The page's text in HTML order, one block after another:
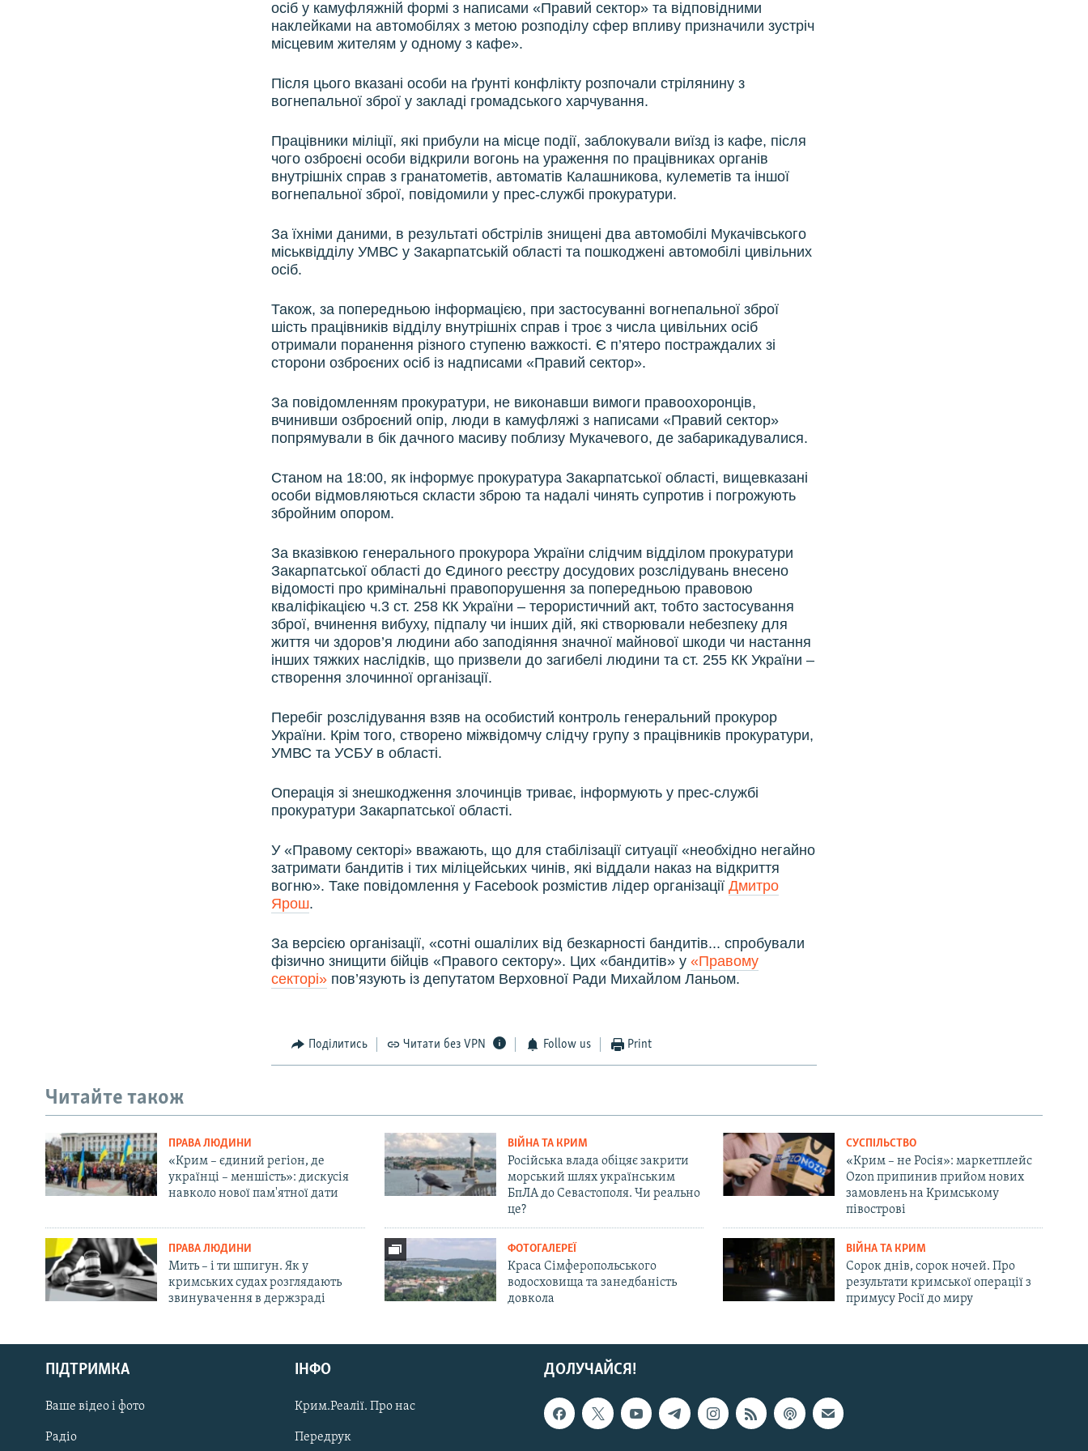
Русский
Qırımtatar
ДОЛУЧАЙСЯ!
осіб у камуфляжній формі з написами «Правий сектор» та відповідними
наклейками на автомобілях з метою розподілу сфер впливу призначили зустріч
місцевим жителям у одному з кафе».
Після цього вказані особи на ґрунті конфлікту розпочали стрілянину з
вогнепальної зброї у закладі громадського харчування.
Працівники міліції, які прибули на місце події, заблокували виїзд із кафе, після
чого озброєні особи відкрили вогонь на ураження по працівниках органів
внутрішніх справ з гранатометів, автоматів Калашникова, кулеметів та іншої
вогнепальної зброї, повідомили у прес-службі прокуратури.
За їхніми даними, в результаті обстрілів знищені два автомобілі Мукачівського
міськвідділу УМВС у Закарпатській області та пошкоджені автомобілі цивільних
осіб.
Також, за попередньою інформацією, при застосуванні вогнепальної зброї
шість працівників відділу внутрішніх справ і троє з числа цивільних осіб
отримали поранення різного ступеню важкості. Є п’ятеро постраждалих зі
сторони озброєних осіб із надписами «Правий сектор».
За повідомленням прокуратури, не виконавши вимоги правоохоронців,
вчинивши озброєний опір, люди в камуфляжі з написами «Правий сектор»
попрямували в бік дачного масиву поблизу Мукачевого, де забарикадувалися.
Станом на 18:00, як інформує прокуратура Закарпатської області, вищевказані
особи відмовляються скласти зброю та надалі чинять супротив і погрожують
збройним опором.
За вказівкою генерального прокурора України слідчим відділом прокуратури
Закарпатської області до Єдиного реєстру досудових розслідувань внесено
відомості про кримінальні правопорушення за попередньою правовою
кваліфікацією ч.3 ст. 258 КК України – терористичний акт, тобто застосування
зброї, вчинення вибуху, підпалу чи інших дій, які створювали небезпеку для
життя чи здоров’я людини або заподіяння значної майнової шкоди чи настання
інших тяжких наслідків, що призвели до загибелі людини та ст. 255 КК України –
створення злочинної організації.
Перебіг розслідування взяв на особистий контроль генеральний прокурор
України. Крім того, створено міжвідомчу слідчу групу з працівників прокуратури,
УМВС та УСБУ в області.
Операція зі знешкодження злочинців триває, інформують у прес-службі
прокуратури Закарпатської області.
У «Правому секторі» вважають, що для стабілізації ситуації «необхідно негайно
затримати бандитів і тих міліцейських чинів, які віддали наказ на відкриття
вогню». Таке повідомлення у Facebook розмістив лідер організаціїДмитро
Ярош.
За версією організації, «сотні ошалілих від безкарності бандитів... спробували
фізично знищити бійців «Правого сектору». Цих «бандитів» у«Правому
секторі» пов’язують із депутатом Верховної Ради Михайлом Ланьом.
Поділитись Читати без VPN Follow us Print
Читайте також
ПРАВА ЛЮДИНИ
«Крим – єдиний регіон, де
українці – меншість»: дискусія
навколо нової пам'ятної дати
ВІЙНА ТА КРИМ
Російська влада обіцяє закрити
морський шлях українським
БпЛА до Севастополя. Чи реально
це?
СУСПІЛЬСТВО
«Крим – не Росія»: маркетплейс
Ozon припинив прийом нових
замовлень на Кримському
півострові
ПРАВА ЛЮДИНИ
Мить – і ти шпигун. Як у
кримських судах розглядають
звинувачення в держзраді
ФОТОГАЛЕРЕЇ
Краса Сімферопольського
водосховища та занедбаність
довкола
ВІЙНА ТА КРИМ
Сорок днів, сорок ночей. Про
результати кримської операції з
примусу Росії до миру
ДОЛУЧАЙСЯ!
ПІДТРИМКА
Ваше відео і фото
Радіо
ІНФО
Крим.Реалії. Про нас
Передрук